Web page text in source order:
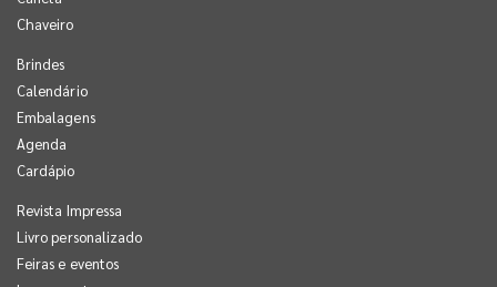
Chaveiro
Brindes
Calendário
Embalagens
Agenda
Cardápio
Revista Impressa
Livro personalizado
Feiras e eventos